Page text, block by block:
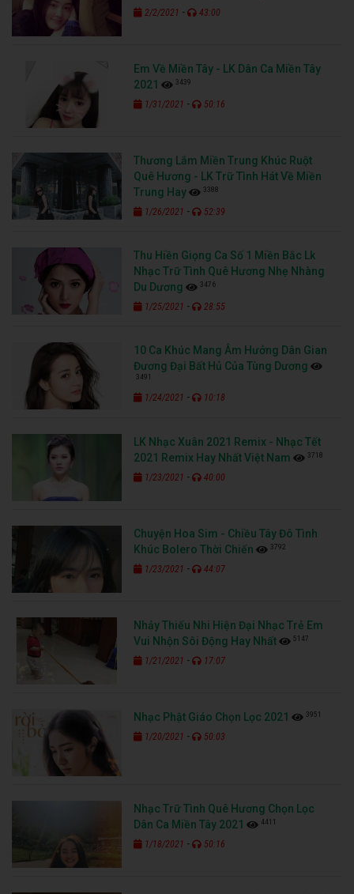
2/2/2021 - 43:00
Em Về Miền Tây - LK Dân Ca Miền Tây
2021
3439
1/31/2021 - 50:16
Thương Lắm Miền Trung Khúc Ruột
Quê Hương - LK Trữ Tình Hát Về Miền
Trung Hay
3388
1/26/2021 - 52:39
Thu Hiền Giọng Ca Số 1 Miền Bắc Lk
Nhạc Trữ Tình Quê Hương Nhẹ Nhàng
Du Dương
3476
1/25/2021 - 28:55
10 Ca Khúc Mang Âm Hưởng Dân Gian
Đương Đại Bất Hủ Của Tùng Dương
3491
1/24/2021 - 10:18
LK Nhạc Xuân 2021 Remix - Nhạc Tết
2021 Remix Hay Nhất Việt Nam
3718
1/23/2021 - 40:00
Chuyện Hoa Sim - Chiều Tây Đô Tình
Khúc Bolero Thời Chiến
3792
1/23/2021 - 44:07
Nhảy Thiếu Nhi Hiện Đại Nhạc Trẻ Em
Vui Nhộn Sôi Động Hay Nhất
5147
1/21/2021 - 17:07
Nhạc Phật Giáo Chọn Lọc 2021 3951
1/20/2021 - 50:03
Nhạc Trữ Tình Quê Hương Chọn Lọc
Dân Ca Miền Tây 2021
4411
1/18/2021 - 50:16